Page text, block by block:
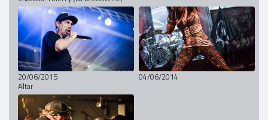
20/06/2015
Altar
04/06/2014